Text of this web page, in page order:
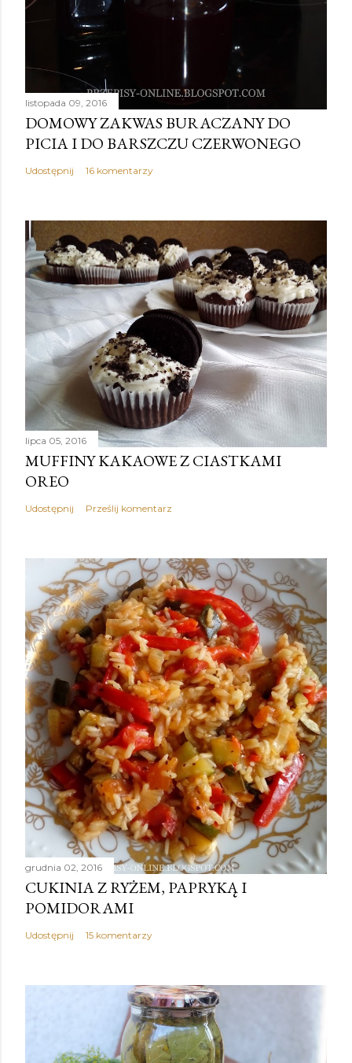
listopada 09, 2016
DOMOWY ZAKWAS BURACZANY DO
PICIA I DO BARSZCZU CZERWONEGO
Udostępnij 16 komentarzy
lipca 05, 2016
MUFFINY KAKAOWE Z CIASTKAMI
OREO
Udostępnij Prześlij komentarz
grudnia 02, 2016
CUKINIA Z RYŻEM, PAPRYKĄ I
POMIDORAMI
Udostępnij 15 komentarzy